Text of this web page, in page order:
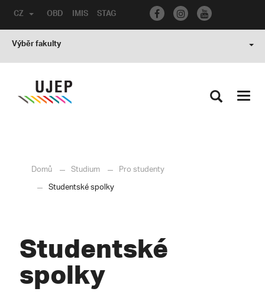
OBD IMIS STAG
CZ
Výběr fakulty
Domů Studium
Pro studenty
Studentské spolky
Studentské
spolky